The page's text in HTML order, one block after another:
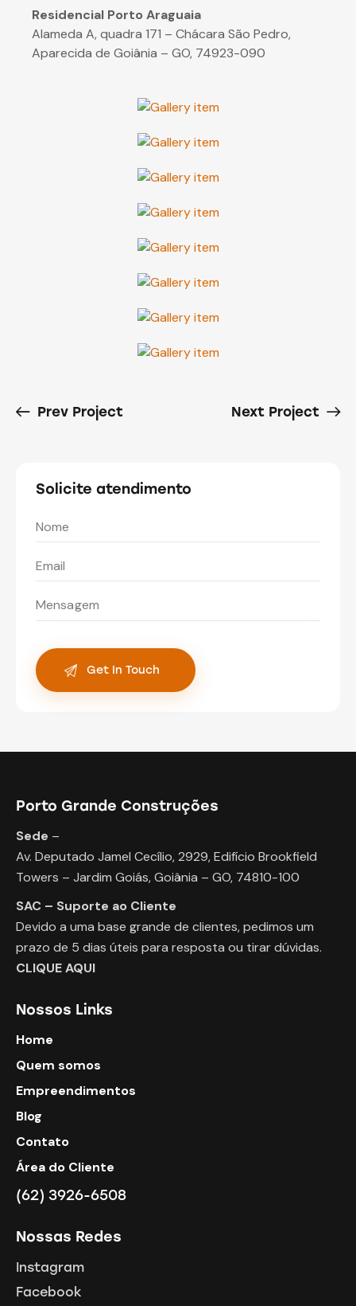
Residencial Porto Araguaia
Alameda A, quadra 171 – Chácara São Pedro,
Aparecida de Goiânia – GO, 74923-090
Prev Project Next Project
Solicite atendimento
Porto Grande Construções
Sede –
Av. Deputado Jamel Cecílio, 2929, Edifício Brookfield
Towers – Jardim Goiás, Goiânia – GO, 74810-100
SAC – Suporte ao Cliente
Devido a uma base grande de clientes, pedimos um
prazo de 5 dias úteis para resposta ou tirar dúvidas.
CLIQUE AQUI
Nossos Links
Home
Quem somos
Empreendimentos
Blog
Contato
Área do Cliente
(62) 3926-6508
Nossas Redes
Instagram
Facebook